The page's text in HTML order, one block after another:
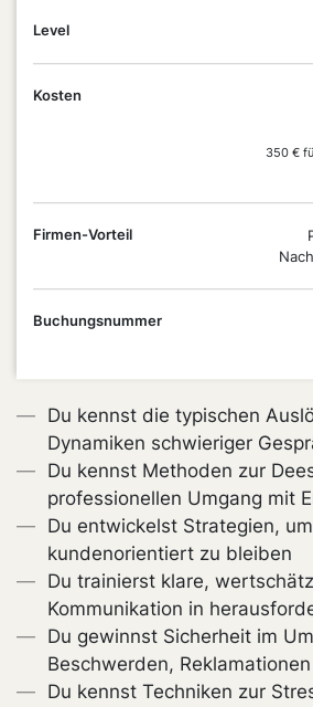
Level
Kosten
350 €
Firmen-Vorteil
Buchungsnummer
PUNKT
Du führst schwierige
entschärfst Konflikte und stärkst
Du kennst die typischen
Dynamiken schwieriger
Du kennst Methoden zur
professionellen Umgang mit
Du entwickelst Strategien,
kundenorientiert zu bleiben
Du trainierst klare,
Kommunikation in
Du gewinnst Sicherheit im
Beschwerden,
Du kennst Techniken zur